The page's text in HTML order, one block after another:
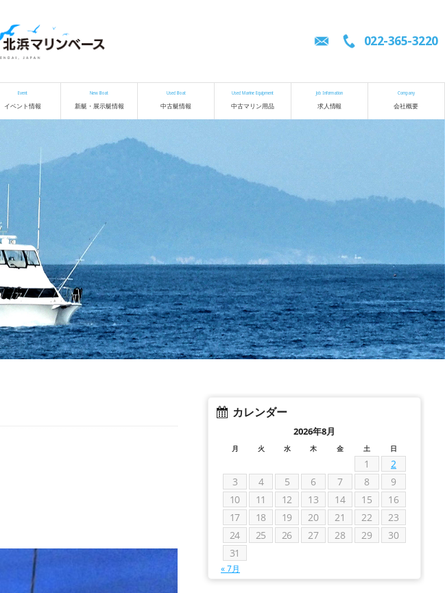
022-365-3220
Event
イベント情報
New Boat
新艇・展示艇情報
Used Boat
中古艇情報
Used Marine Equipment
中古マリン用品
Job Information
求人情報
Company
会社概要
カレンダー
2026年8月
月 火 水 木 金 土 日
1
2
3
4 5 6 7 8
9
10
11 12 13 14 15
16
17
18 19 20 21 22
23
24
25 26 27 28 29
30
31
« 7月